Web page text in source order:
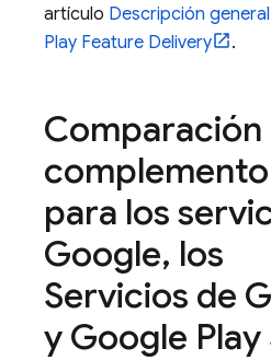
artículo Descripción
Play Feature Delivery
.
Comparación
para los
Google, los
Servicios de
y Google Play